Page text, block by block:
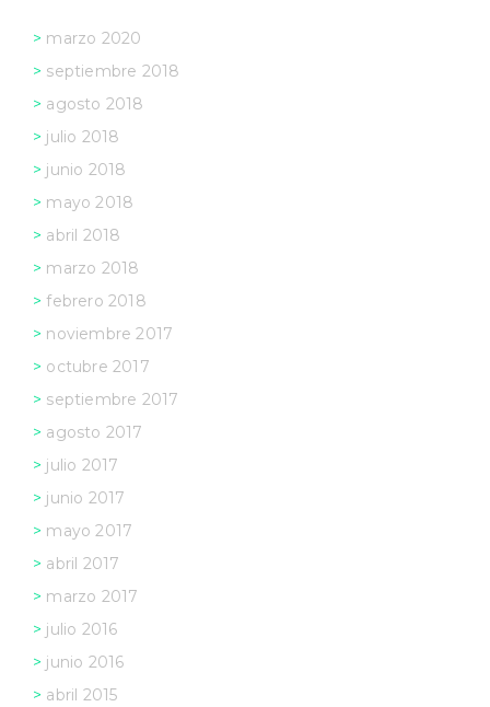
marzo 2020
septiembre 2018
agosto 2018
julio 2018
junio 2018
mayo 2018
abril 2018
marzo 2018
febrero 2018
noviembre 2017
octubre 2017
septiembre 2017
agosto 2017
julio 2017
junio 2017
mayo 2017
abril 2017
marzo 2017
julio 2016
junio 2016
abril 2015